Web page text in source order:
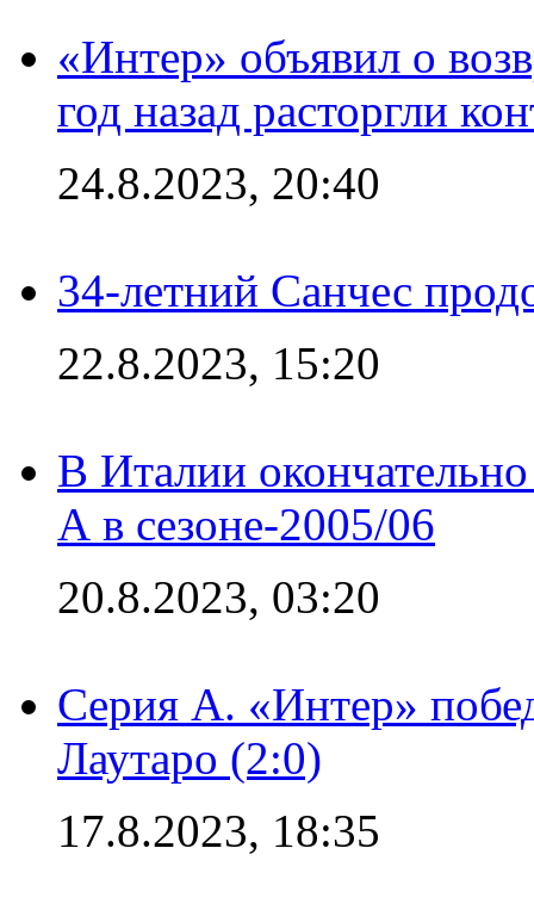
«Интер» объявил о
год назад расторгли
24.8.2023, 20:40
34-летний Санчес
22.8.2023, 15:20
В Италии
А в сезоне-2005/06
20.8.2023, 03:20
Серия А. «Интер»
Лаутаро (2:0)
17.8.2023, 18:35